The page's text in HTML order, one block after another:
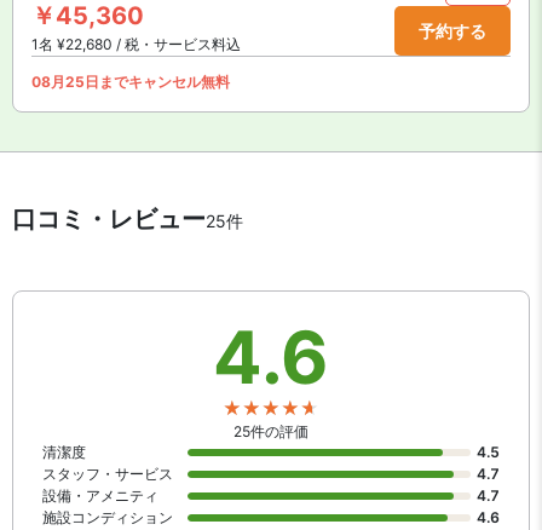
￥45,360
1名 ¥22,680 / 税・サービス料込
予約する
08月25日までキャンセル無料
口コミ・レビュー25件
4.6
25件の評価
清潔度
4.5
スタッフ・サービス
4.7
設備・アメニティ
4.7
施設コンディション
4.6